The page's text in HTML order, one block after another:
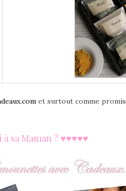
et surtout comme
sa Maman ? ♥♥♥♥♥